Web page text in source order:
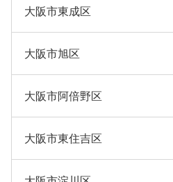
大阪市東成区
大阪市旭区
大阪市阿倍野区
大阪市東住吉区